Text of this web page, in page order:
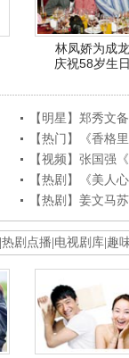
林凤娇为成龙
庆祝58岁生
【明星】郑秀文
【热门】《香格
【视频】张国强
【热剧】《美人
【热剧】姜文马
热剧点播 电视剧库 趣